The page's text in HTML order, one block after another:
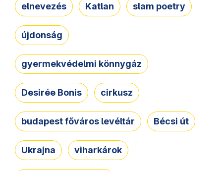
elnevezés Katlan slam poetry
újdonság
gyermekvédelmi könnygáz
Desirée Bonis cirkusz
budapest főváros levéltár Bécsi út
Ukrajna viharkárok